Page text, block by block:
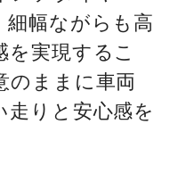
細幅ながらも高
を実現するこ
のままに車両
走りと安心感を